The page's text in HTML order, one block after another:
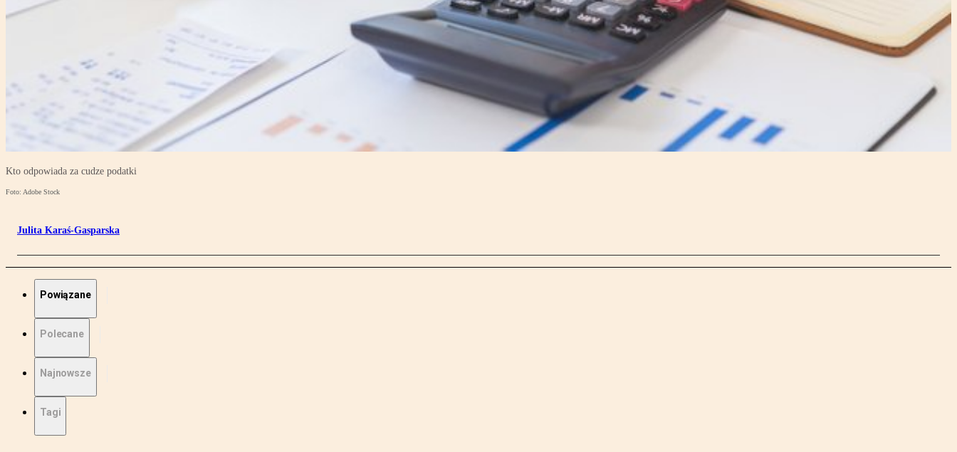
Kto odpowiada za cudze podatki
Foto: Adobe Stock
Julita Karaś-Gasparska
Powiązane
Polecane
Najnowsze
Tagi